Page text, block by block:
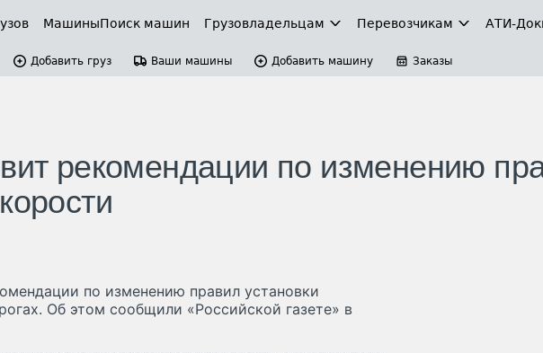
МашиныПоиск машин Грузовладельцам Перевозчикам АТИ-
Добавить груз Ваши машины Добавить машину Заказы
рекомендации по изменению
по изменению правил установки
Об этом сообщили «Российской газете» в